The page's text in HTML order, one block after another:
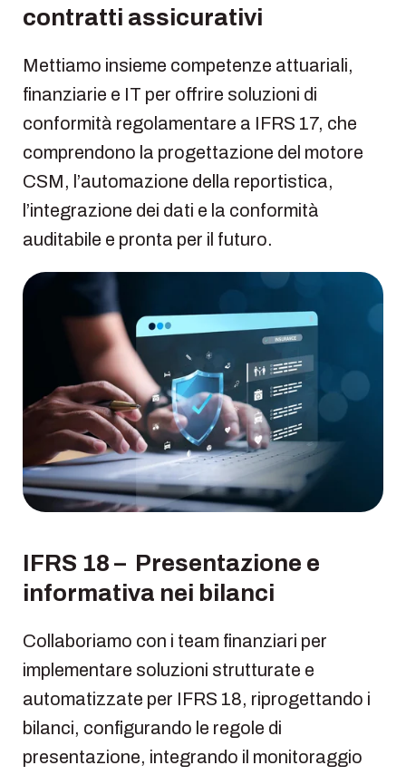
contratti assicurativi
Mettiamo insieme competenze attuariali,
finanziarie e IT per offrire soluzioni di
conformità regolamentare a IFRS 17, che
comprendono la progettazione del motore
CSM, l’automazione della reportistica,
l’integrazione dei dati e la conformità
auditabile e pronta per il futuro.
IFRS 18 – Presentazione e
informativa nei bilanci
Collaboriamo con i team finanziari per
implementare soluzioni strutturate e
automatizzate per IFRS 18, riprogettando i
bilanci, configurando le regole di
presentazione, integrando il monitoraggio